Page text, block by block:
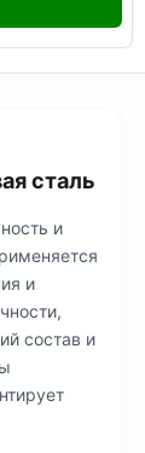
сталь
и
и
состав и